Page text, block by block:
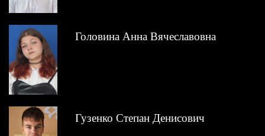
Головина Анна Вячеславовна
Гузенко Степан Денисович